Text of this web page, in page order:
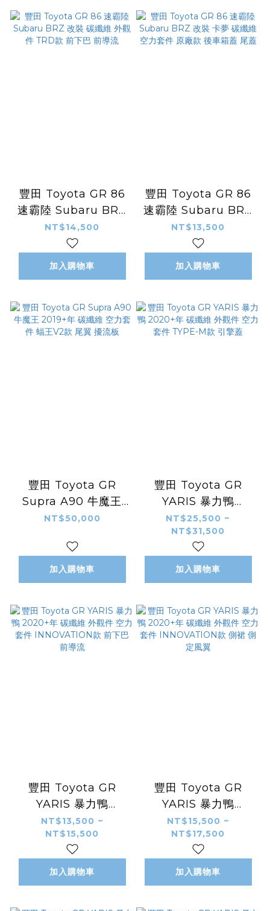
豐田 Toyota GR 86
速霸陸 Subaru BRZ
改裝 碳纖維 外觀件
TRD款 前下巴 前導流
NT$14,500
加入購物車
豐田 Toyota GR 86
速霸陸 Subaru BRZ
改裝 卡夢 碳纖維 空力
套件 原廠款 後車箱蓋
尾蓋
NT$13,500
加入購物車
豐田 Toyota GR
Supra A90 牛魔王
2019+年 碳纖維 空力
擾流板
NT$50,000
加入購物車
豐田 Toyota GR
YARIS 暴力鴨
2020+年 碳纖維 外觀
件 空力套件 TYPE-M
款 引擎蓋
NT$25,500 ~
NT$31,500
加入購物車
豐田 Toyota GR
YARIS 暴力鴨
2020+年 碳纖維 外觀
件 空力套件
INNOVATION款 前
下巴 前導流
NT$13,500 ~
NT$15,500
加入購物車
豐田 Toyota GR
YARIS 暴力鴨
2020+年 碳纖維 外觀
件 空力套件
INNOVATION款 側
裙 側定風翼
NT$15,500 ~
NT$17,500
加入購物車